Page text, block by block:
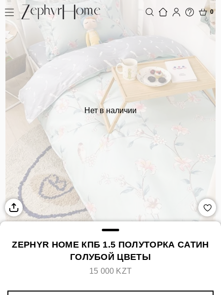
0
Нет в наличии
ZEPHYR HOME КПБ 1.5 ПОЛУТОРКА САТИН
ГОЛУБОЙ ЦВЕТЫ
15 000 KZT